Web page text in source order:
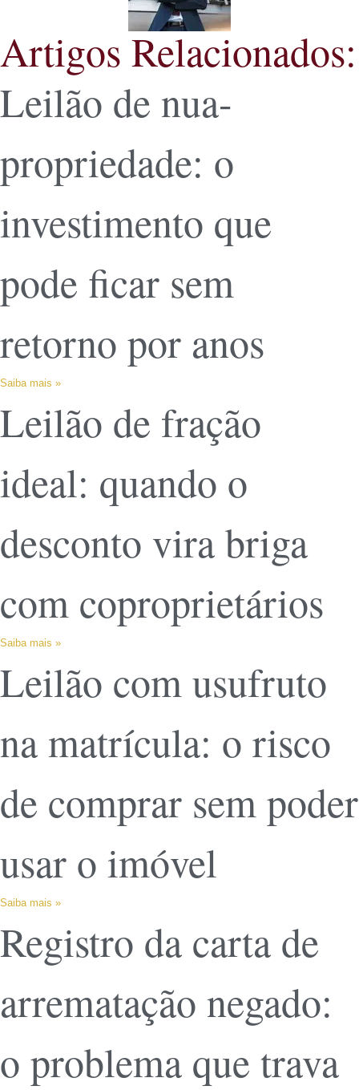
Artigos Relacionados:
Leilão de nua-
propriedade: o
investimento que
pode ficar sem
retorno por anos
Saiba mais »
Leilão de fração
ideal: quando o
desconto vira briga
com coproprietários
Saiba mais »
Leilão com usufruto
na matrícula: o risco
de comprar sem poder
usar o imóvel
Saiba mais »
Registro da carta de
arrematação negado:
o problema que trava